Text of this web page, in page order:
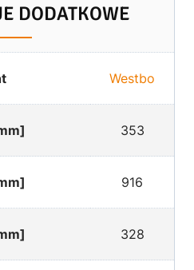
DODATKOWE
Westbo
353
916
328